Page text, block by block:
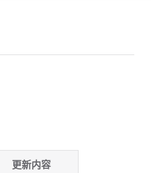
更新内容